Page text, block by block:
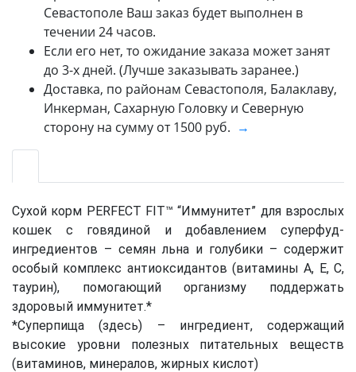
Севастополе Ваш заказ будет выполнен в
течении 24 часов.
Если его нет, то ожидание заказа может занят
до 3-х дней. (Лучше заказывать заранее.)
Доставка, по районам Севастополя, Балаклаву,
Инкерман, Сахарную Головку и Северную
сторону на сумму от 1500 руб. →
Сухой корм PERFECT FIT™ “Иммунитет” для взрослых
кошек с говядиной и добавлением суперфуд-
ингредиентов – семян льна и голубики – содержит
особый комплекс антиоксидантов (витамины А, Е, С,
таурин), помогающий организму поддержать
здоровый иммунитет.*
*Суперпища (здесь) – ингредиент, содержащий
высокие уровни полезных питательных веществ
(витаминов, минералов, жирных кислот)